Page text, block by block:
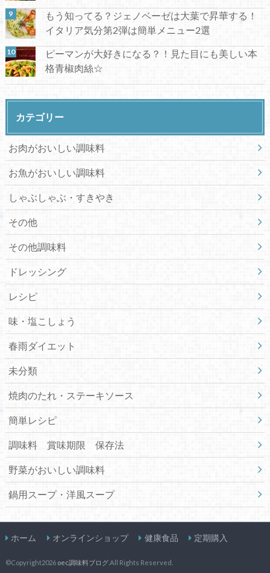
もう知ってる？ジェノベーゼは大葉で昇華する！
イタリア気分第2弾は簡単メニュー2選
ピーマンが大好きになる？！見た目にも美しい本
格青椒肉絲☆
カテゴリー
お肉がおいしい調味料
お魚がおいしい調味料
しゃぶしゃぶ・すきやき
その他
その他調味料
ドレッシング
レシピ
味・塩こしょう
春雨ダイエット
未分類
焼肉のたれ・ステーキソース
簡単レシピ
調味料 賞味期限 保存法
野菜がおいしい調味料
鍋用スープ・洋風スープ
ホーム オンラインショップ 健康食品 定期購入
©Copyright2026 oec調味料ブログ.All Rights Reserved.